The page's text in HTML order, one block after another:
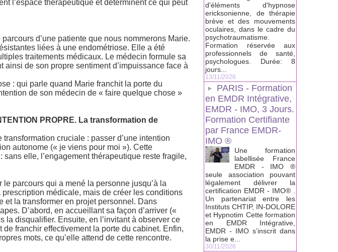
l’espace thérapeutique et déterminent ce qui peut
d’une patiente que nous nommerons Marie.
liées à une endométriose. Elle a été
traitements médicaux. Le médecin formule sa
de son propre sentiment d’impuissance face à
: qui parle quand Marie franchit la porte du
de son médecin de « faire quelque chose »
PROPRE. La transformation de
cruciale : passer d’une intention
autonome (« je viens pour moi »). Cette
sans elle, l’engagement thérapeutique reste fragile,
parcours qui a mené la personne jusqu’à la
médicale, mais de créer les conditions
et la transformer en projet personnel. Dans
D’abord, en accueillant sa façon d’arriver («
la disqualifier. Ensuite, en l’invitant à observer ce
franchir effectivement la porte du cabinet. Enfin,
mots, ce qu’elle attend de cette rencontre.
d'éléments d'hypnose
ericksonienne, de thérapie
brève et des mouvements
oculaires, dans le cadre du
psychotraumatisme.
Formation réservée aux
professionnels de santé,
psychologues. Durée: 8
jours...
13/11/2026
PARIS - Formation
en EMDR Intégrative,
EMDR - IMO, 3 Jours.
Formation Certifiante
par France EMDR-
IMO ®
Une formation
labellisée France
EMDR - IMO ®
seule association pouvant
légalement délivrer la
certification EMDR - IMO® .
Un partenariat entre les
Instituts CHTIP, IN-DOLORE
et Hypnotim Cette formation
en EMDR Intégrative,
EMDR - IMO s’inscrit dans
la prise e...
30/11/2026